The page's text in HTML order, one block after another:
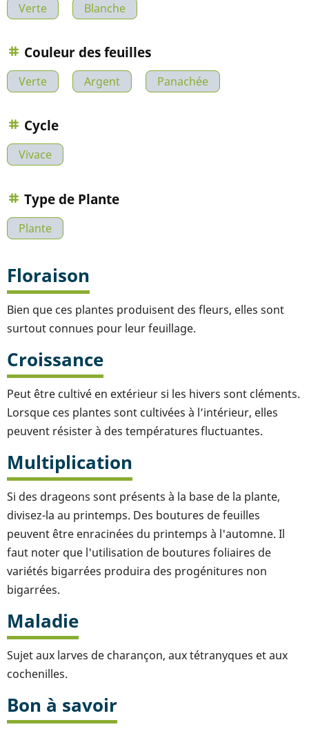
Verte Blanche
Couleur des feuilles
Verte Argent Panachée
Cycle
Vivace
Type de Plante
Plante
Floraison
Bien que ces plantes produisent des fleurs, elles sont
surtout connues pour leur feuillage.
Croissance
Peut être cultivé en extérieur si les hivers sont cléments.
Lorsque ces plantes sont cultivées à l’intérieur, elles
peuvent résister à des températures fluctuantes.
Multiplication
Si des drageons sont présents à la base de la plante,
divisez-la au printemps. Des boutures de feuilles
peuvent être enracinées du printemps à l'automne. Il
faut noter que l'utilisation de boutures foliaires de
variétés bigarrées produira des progénitures non
bigarrées.
Maladie
Sujet aux larves de charançon, aux tétranyques et aux
cochenilles.
Bon à savoir